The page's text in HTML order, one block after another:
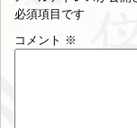
必須項目です
コメント ※